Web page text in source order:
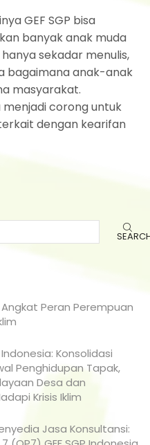
GEF SGP bisa
banyak anak muda
sekadar menulis,
bagaimana anak-anak
masyarakat.
menjadi corong untuk
dengan kearifan
Angkat Peran Perempuan
Indonesia: Konsolidasi
Penghidupan Tapak,
Desa dan
Krisis Iklim
Jasa Konsultansi: